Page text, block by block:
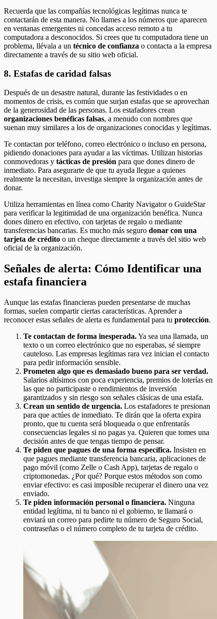
Recuerda que las compañías tecnológicas legítimas nunca te
contactarán de esta manera. No llames a los números que aparecen
en ventanas emergentes ni concedas acceso remoto a tu
computadora a desconocidos. Si crees que tu computadora tiene un
problema, llévala a un técnico de confianza o contacta a la empresa
directamente a través de su sitio web oficial.
8. Estafas de caridad falsas
Después de un desastre natural, durante las festividades o en
momentos de crisis, es común que surjan estafas que se aprovechan
de la generosidad de las personas. Los estafadores crean
organizaciones benéficas falsas, a menudo con nombres que
suenan muy similares a los de organizaciones conocidas y legítimas.
Te contactan por teléfono, correo electrónico o incluso en persona,
pidiendo donaciones para ayudar a las víctimas. Utilizan historias
conmovedoras y tácticas de presión para que dones dinero de
inmediato. Para asegurarte de que tu ayuda llegue a quienes
realmente la necesitan, investiga siempre la organización antes de
donar.
Utiliza herramientas en línea como Charity Navigator o GuideStar
para verificar la legitimidad de una organización benéfica. Nunca
dones dinero en efectivo, con tarjetas de regalo o mediante
transferencias bancarias. Es mucho más seguro donar con una
tarjeta de crédito o un cheque directamente a través del sitio web
oficial de la organización.
Señales de alerta: Cómo Identificar una
estafa financiera
Aunque las estafas financieras pueden presentarse de muchas
formas, suelen compartir ciertas características. Aprender a
reconocer estas señales de alerta es fundamental para tu protección.
Te contactan de forma inesperada.Ya sea una llamada, un
texto o un correo electrónico que no esperabas, sé siempre
cauteloso. Las empresas legítimas rara vez inician el contacto
para pedir información sensible.
Prometen algo que es demasiado bueno para ser verdad.
Salarios altísimos con poca experiencia, premios de loterías en
las que no participaste o rendimientos de inversión
garantizados y sin riesgo son señales clásicas de una estafa.
Crean un sentido de urgencia. Los estafadores te presionan
para que actúes de inmediato. Te dirán que la oferta expira
pronto, que tu cuenta será bloqueada o que enfrentarás
consecuencias legales si no pagas ya. Quieren que tomes una
decisión antes de que tengas tiempo de pensar.
Te piden que pagues de una forma específica. Insisten en
que pagues mediante transferencia bancaria, aplicaciones de
pago móvil (como Zelle o Cash App), tarjetas de regalo o
criptomonedas. ¿Por qué? Porque estos métodos son como
enviar efectivo: es casi imposible recuperar el dinero una vez
enviado.
Te piden información personal o financiera. Ninguna
entidad legítima, ni tu banco ni el gobierno, te llamará o
enviará un correo para pedirte tu número de Seguro Social,
contraseñas o el número completo de tu tarjeta de crédito.